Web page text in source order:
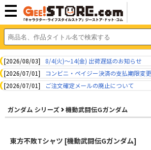
[2026/08/03]
8/4(火)～14(金) 出荷遅延のお知らせ
[2026/07/01]
コンビニ・ペイジー決済の支払期限変
[2026/07/01]
ご注文確定メールの廃止について
ガンダム シリーズ 機動武闘伝Gガンダム
東方不敗Tシャツ [機動武闘伝Gガンダム]